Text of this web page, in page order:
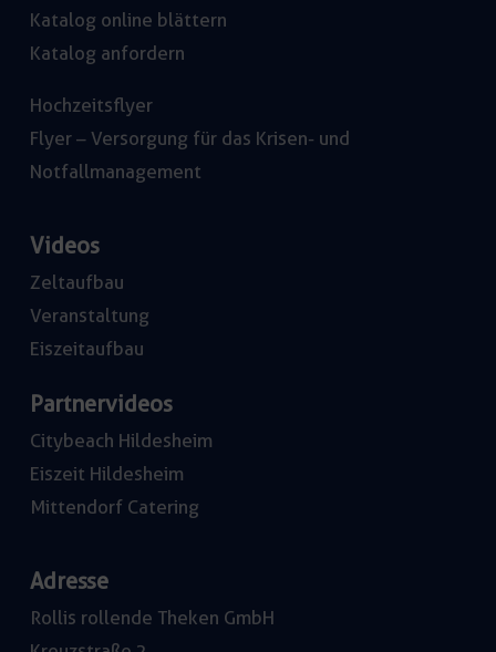
Katalog online blättern
Katalog anfordern
Hochzeitsflyer
Flyer – Versorgung für das Krisen- und
Notfallmanagement
Videos
Zeltaufbau
Veranstaltung
Eiszeitaufbau
Partnervideos
Citybeach Hildesheim
Eiszeit Hildesheim
Mittendorf Catering
Adresse
Rollis rollende Theken GmbH